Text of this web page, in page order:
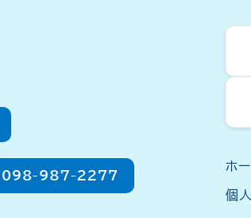
098-987-2277
ホ
個